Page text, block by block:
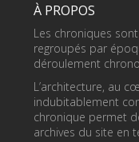
À PROPOS
Les chroniques
regroupés par
déroulement
L’architecture, au
indubitablement
chronique permet
archives du site en